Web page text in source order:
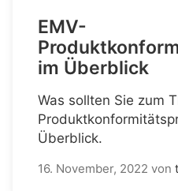
EMV-
im Überblick
Was sollten Sie zum
Überblick.
16. November, 2022 von